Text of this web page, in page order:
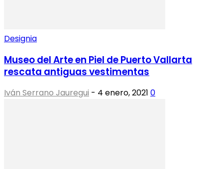
Designia
Museo del Arte en Piel de Puerto Vallarta
rescata antiguas vestimentas
Iván Serrano Jauregui - 4 enero, 2021 0